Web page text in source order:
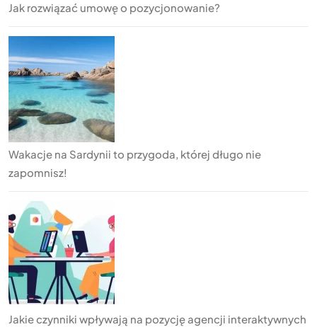
Jak rozwiązać umowę o pozycjonowanie?
Wakacje na Sardynii to przygoda, której długo nie
zapomnisz!
Jakie czynniki wpływają na pozycję agencji interaktywnych